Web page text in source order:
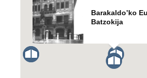
Barakaldo’ko
Batzokija